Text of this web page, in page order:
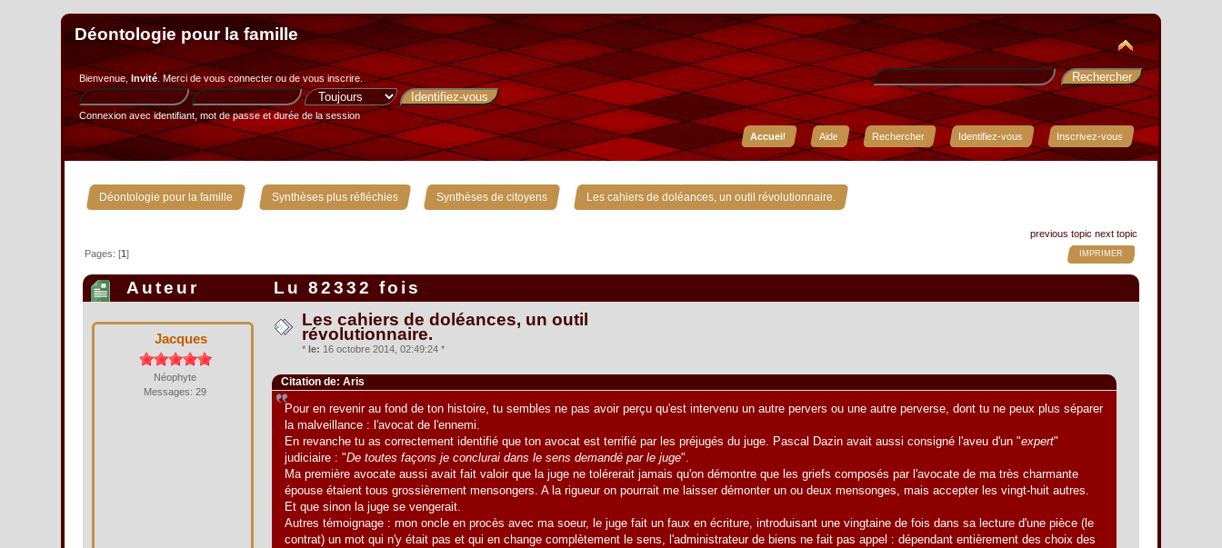
Déontologie pour la famille
Bienvenue,Invité. Merci devous connecterou devous inscrire.
Connexion avec identifiant, mot de passe et durée de la session
Accueil
Aide Rechercher Identifiez-vous Inscrivez-vous
Déontologie pour la famille » Synthèses plus réfléchies » Synthèses de citoyens » Les cahiers de doléances, un outil révolutionnaire.
previous topic next topic
IMPRIMER
Pages: [1]
Auteur Lu 82332 fois
Jacques
Néophyte
Messages: 29
Les cahiers de doléances, un outil
révolutionnaire.
* le: 16 octobre 2014, 02:49:24 *
Citation de: Aris
Pour en revenir au fond de ton histoire, tu sembles ne pas avoir perçu qu'est intervenu un autre pervers ou une autre perverse, dont tu ne peux plus séparer
la malveillance : l'avocat de l'ennemi.
En revanche tu as correctement identifié que ton avocat est terrifié par les préjugés du juge. Pascal Dazin avait aussi consigné l'aveu d'un "expert"
judiciaire : "De toutes façons je conclurai dans le sens demandé par le juge".
Ma première avocate aussi avait fait valoir que la juge ne tolérerait jamais qu'on démontre que les griefs composés par l'avocate de ma très charmante
épouse étaient tous grossièrement mensongers. A la rigueur on pourrait me laisser démonter un ou deux mensonges, mais accepter les vingt-huit autres.
Et que sinon la juge se vengerait.
Autres témoignage : mon oncle en procès avec ma soeur, le juge fait un faux en écriture, introduisant une vingtaine de fois dans sa lecture d'une pièce (le
contrat) un mot qui n'y était pas et qui en change complètement le sens, l'administrateur de biens ne fait pas appel : dépendant entièrement des choix des